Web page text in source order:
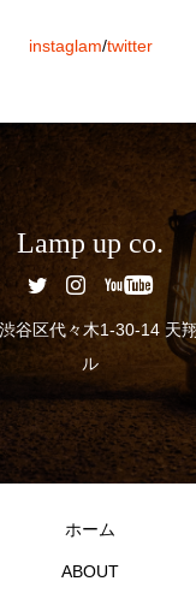
instaglam/twitter
Lamp up co.
谷区代々木1-30-14 天
ル
ホーム
ABOUT